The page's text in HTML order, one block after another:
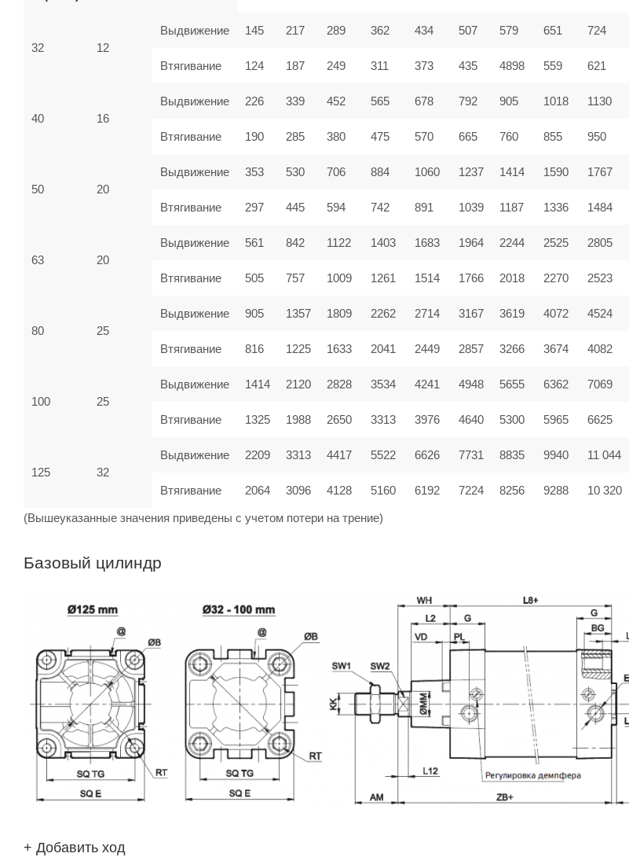
32 12
Выдвижение 145 217 289 362 434 507 579 651 724
Втягивание 124 187 249 311 373 435 4898 559 621
40 16
Выдвижение 226 339 452 565 678 792 905 1018 1130
Втягивание 190 285 380 475 570 665 760 855 950
50 20
Выдвижение 353 530 706 884 1060 1237 1414 1590 1767
Втягивание 297 445 594 742 891 1039 1187 1336 1484
63 20
Выдвижение 561 842 1122 1403 1683 1964 2244 2525 2805
Втягивание 505 757 1009 1261 1514 1766 2018 2270 2523
80 25
Выдвижение 905 1357 1809 2262 2714 3167 3619 4072 4524
Втягивание 816 1225 1633 2041 2449 2857 3266 3674 4082
100 25
Выдвижение 1414 2120 2828 3534 4241 4948 5655 6362 7069
Втягивание 1325 1988 2650 3313 3976 4640 5300 5965 6625
125 32
Выдвижение 2209 3313 4417 5522 6626 7731 8835 9940 11 044
Втягивание 2064 3096 4128 5160 6192 7224 8256 9288 10 320
(Вышеуказанные значения приведены с учетом потери на трение)
Базовый цилиндр
+ Добавить ход